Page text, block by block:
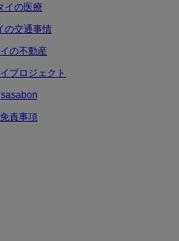
イの医療
の交通事情
の不動産
プロジェクト
sasabon
免責事項